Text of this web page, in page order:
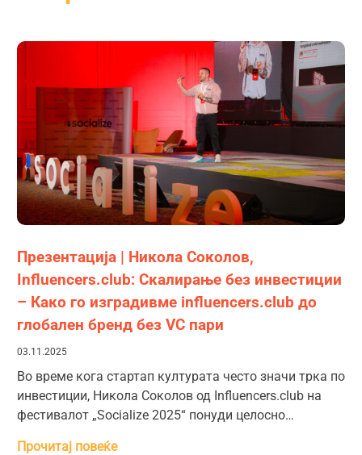
Презентација | Никола Соколов,
Influencers.club: Скалирање без инвестиции
– Како го изградивме influencers.club до
глобален бренд без VC пари
03.11.2025
Во време кога стартап културата често значи трка по
инвестиции, Никола Соколов од Influencers.club на
фестивалот „Socialize 2025“ понуди целосно…
Прочитај повеќе